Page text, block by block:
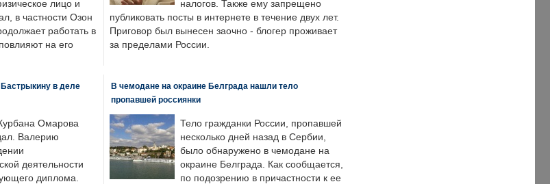
лицо и
в частности Озон
работать в
на его
налогов. Также ему запрещено
публиковать посты в интернете в течение двух лет.
Приговор был вынесен заочно - блогер проживает
за пределами России.
в деле
Омарова
Валерию
деятельности
диплома.
В чемодане на окраине Белграда нашли тело
пропавшей россиянки
Тело гражданки России, пропавшей
несколько дней назад в Сербии,
было обнаружено в чемодане на
окраине Белграда. Как сообщается,
по подозрению в причастности к ее